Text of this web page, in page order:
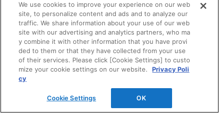
ログイン
建築・設計関係者様向けサイト
ユーザー登録サービス
WEB見積システム
収納プランニングソフト
We use cookies to improve your experience on our web
site, to personalize content and ads and to analyze our
traffic. We share information about your use of our web
site with our advertising and analytics partners, who ma
y combine it with other information that you have provi
ded to them or that they have collected from your use
of their services. Please click [Cookie Settings] to custo
mize your cookie settings on our website.
Privacy Poli
cy
Cookie Settings OK